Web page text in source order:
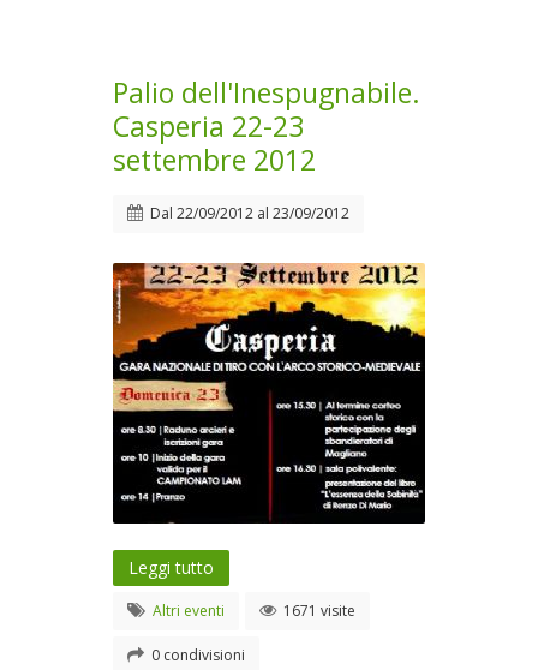
Palio dell'Inespugnabile.
Casperia 22-23
settembre 2012
Dal 22/09/2012 al 23/09/2012
Leggi tutto
Altri eventi 1671 visite
0 condivisioni